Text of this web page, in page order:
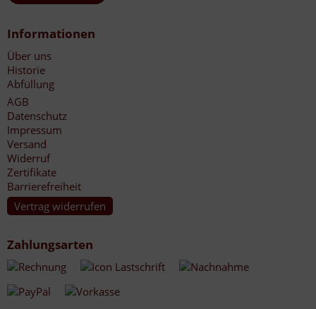
Informationen
Über uns
Historie
Abfüllung
AGB
Datenschutz
Impressum
Versand
Widerruf
Zertifikate
Barrierefreiheit
Vertrag widerrufen
Zahlungsarten